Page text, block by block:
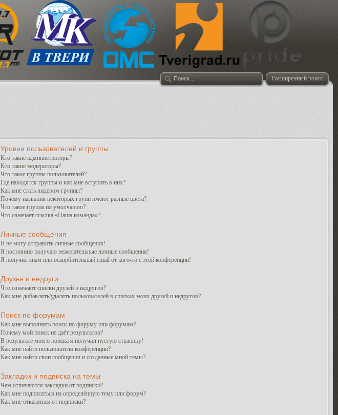
Расширенный поиск
Уровни пользователей и группы
Кто такие администраторы?
Кто такие модераторы?
Что такое группы пользователей?
Где находятся группы и как мне вступить в них?
Как мне стать лидером группы?
Почему названия некоторых групп имеют разные цвета?
Что такое группа по умолчанию?
Что означает ссылка «Наша команда»?
Личные сообщения
Я не могу отправить личные сообщения!
Я постоянно получаю нежелательные личные сообщения!
Я получил спам или оскорбительный email от кого-то с этой конференции!
Друзья и недруги
Что означают списки друзей и недругов?
Как мне добавлять/удалять пользователей в списках моих друзей и недругов?
Поиск по форумам
Как мне выполнить поиск по форуму или форумам?
Почему мой поиск не даёт результатов?
В результате моего поиска я получил пустую страницу!
Как мне найти пользователя конференции?
Как мне найти свои сообщения и созданные мной темы?
Закладки и подписка на темы
Чем отличаются закладки от подписки?
Как мне подписаться на определённую тему или форум?
Как мне отказаться от подписки?